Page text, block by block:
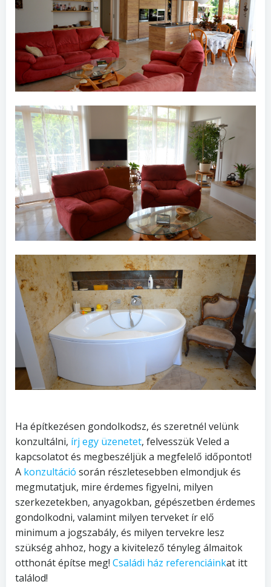
Ha építkezésen gondolkodsz, és szeretnél velünk
konzultálni, írj egy üzenetet, felvesszük Veled a
kapcsolatot és megbeszéljük a megfelelő időpontot!
A konzultáció során részletesebben elmondjuk és
megmutatjuk, mire érdemes figyelni, milyen
szerkezetekben, anyagokban, gépészetben érdemes
gondolkodni, valamint milyen terveket ír elő
minimum a jogszabály, és milyen tervekre lesz
szükség ahhoz, hogy a kivitelező tényleg álmaitok
otthonát építse meg! Családi ház referenciáinkat itt
találod!